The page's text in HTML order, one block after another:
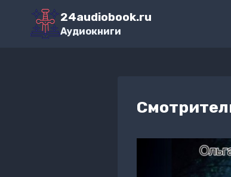
Перейти
содержимому
24audiobook.ru
Аудиокниги